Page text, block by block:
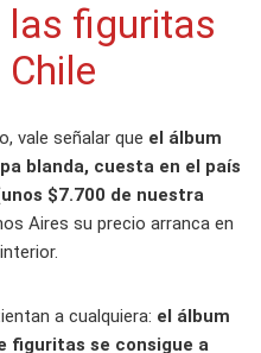
las figuritas
vale señalar que el álbum
blanda, cuesta en el país
$7.700 de nuestra
Aires su precio arranca en
a cualquiera: el álbum
figuritas se consigue a